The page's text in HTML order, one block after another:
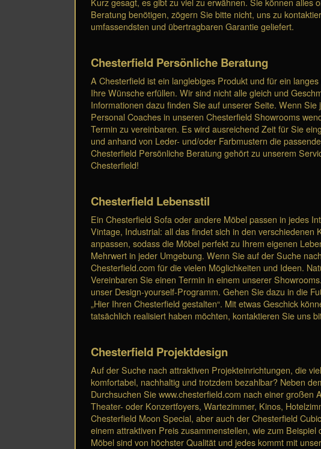
Beratung benötigen, zögern Sie bitte nicht, uns zu
umfassendsten und übertragbaren Garantie geliefert.
Chesterfield Persönliche Beratung
A Chesterfield ist ein langlebiges Produkt und für ein
Ihre Wünsche erfüllen. Wir sind nicht alle gleich und
Informationen dazu finden Sie auf unserer Seite. Wenn
Personal Coaches in unseren Chesterfield Showrooms
Termin zu vereinbaren. Es wird ausreichend Zeit für Sie
und anhand von Leder- und/oder Farbmustern die
Chesterfield Persönliche Beratung gehört zu unserem
Chesterfield!
Chesterfield Lebensstil
Ein Chesterfield Sofa oder andere Möbel passen in jedes
Vintage, Industrial: all das findet sich in den
anpassen, sodass die Möbel perfekt zu Ihrem eigenen
Mehrwert in jeder Umgebung. Wenn Sie auf der Suche
Chesterfield.com für die vielen Möglichkeiten und Ideen.
Vereinbaren Sie einen Termin in einem unserer
unser Design-yourself-Programm. Gehen Sie dazu in die
„Hier Ihren Chesterfield gestalten“. Mit etwas Geschick
tatsächlich realisiert haben möchten, kontaktieren Sie uns
Chesterfield Projektdesign
Auf der Suche nach attraktiven Projekteinrichtungen, die
komfortabel, nachhaltig und trotzdem bezahlbar? Neben
Durchsuchen Sie www.chesterfield.com nach einer
Theater- oder Konzertfoyers, Wartezimmer, Kinos,
Chesterfield Moon Special, aber auch der Chesterfield
einem attraktiven Preis zusammenstellen, wie zum
Möbel sind von höchster Qualität und jedes kommt mit